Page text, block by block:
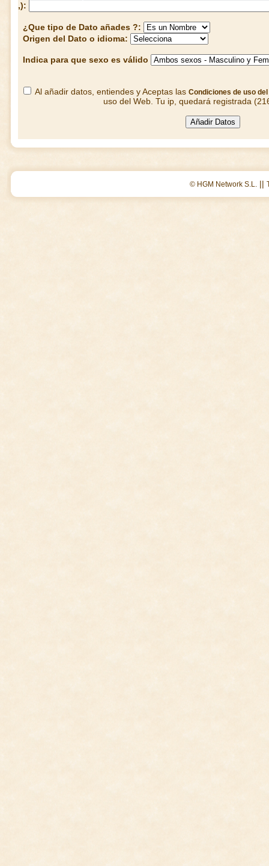
,):
¿Que tipo de Dato añades ?:
Origen del Dato o idioma:
Indica para que sexo es válido
Al añadir datos, entiendes y Aceptas las Condiciones de uso del
uso del Web. Tu ip, quedará registrada
© HGM Network S.L. ||